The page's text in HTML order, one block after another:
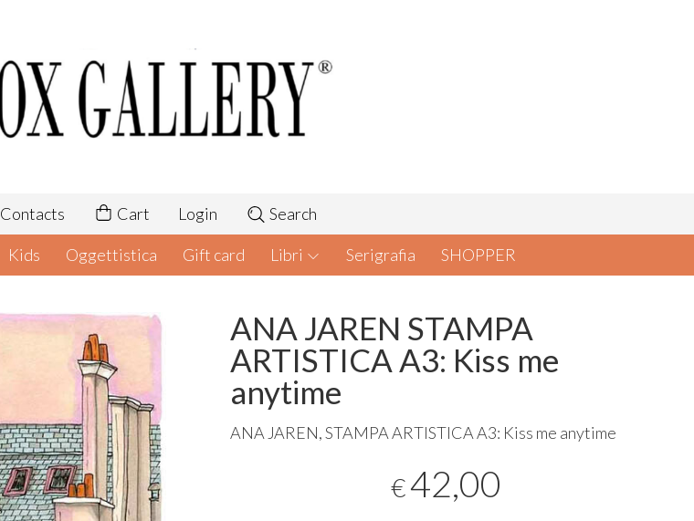
Contacts Cart Login Search
Kids Oggettistica Gift card Libri Serigrafia SHOPPER
ANA JAREN STAMPA
ARTISTICA A3: Kiss me
anytime
ANA JAREN,STAMPA ARTISTICAA3: Kiss me anytime
€42,00